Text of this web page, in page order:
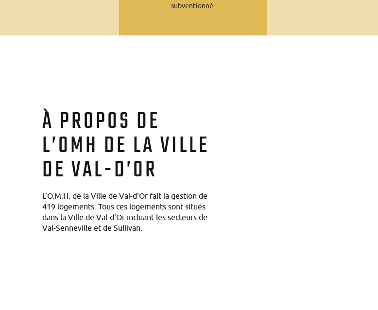
subventionné.
À PROPOS DE
L’OMH DE LA VILLE
DE VAL-D’OR
L'O.M.H. de la Ville de Val-d'Or fait la gestion de
419 logements. Tous ces logements sont situés
dans la Ville de Val-d'Or incluant les secteurs de
Val-Senneville et de Sullivan.